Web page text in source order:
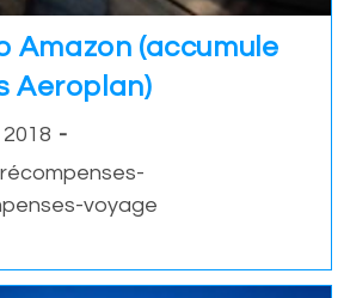
Amazon (accumule
Aeroplan)
voyage